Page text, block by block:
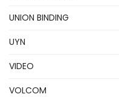
UNION BINDING
UYN
VIDEO
VOLCOM